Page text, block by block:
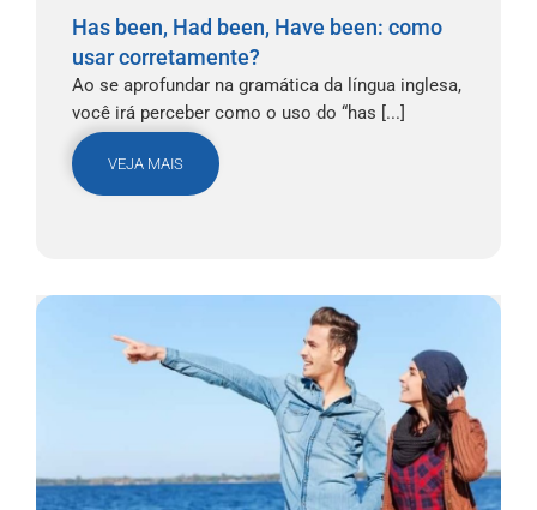
Has been, Had been, Have been: como
usar corretamente?
Ao se aprofundar na gramática da língua inglesa,
você irá perceber como o uso do “has [...]
VEJA MAIS